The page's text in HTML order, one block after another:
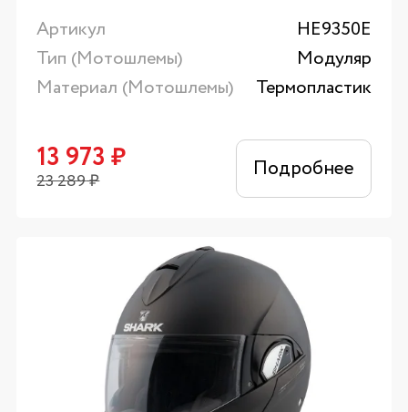
Артикул
HE9350E
Тип (Мотошлемы)
Модуляр
Материал (Мотошлемы)
Термопластик
13 973 ₽
23 289₽ Подробнее